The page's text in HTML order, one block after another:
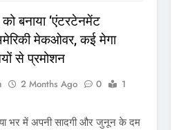
बनाया ‘एंटरटेनमेंट
मेकओवर, कई मेगा
से प्रमोशन
2 Months Ago 0
1
भर में अपनी सादगी और जुनून के दम